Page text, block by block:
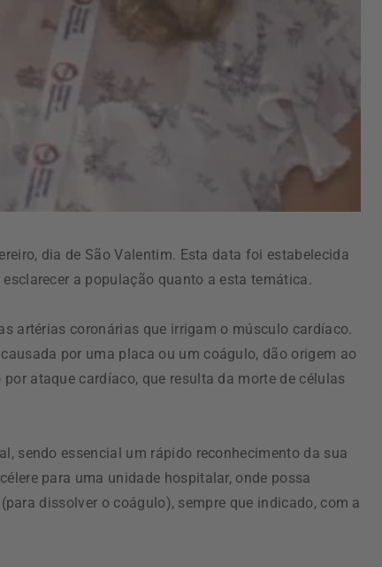
dia de São Valentim. Esta data foi estabelecida
a população quanto a esta temática.
artérias coronárias que irrigam o músculo cardíaco.
por uma placa ou um coágulo, dão origem ao
ataque cardíaco, que resulta da morte de células
sendo essencial um rápido reconhecimento da sua
para uma unidade hospitalar, onde possa
dissolver o coágulo), sempre que indicado, com a